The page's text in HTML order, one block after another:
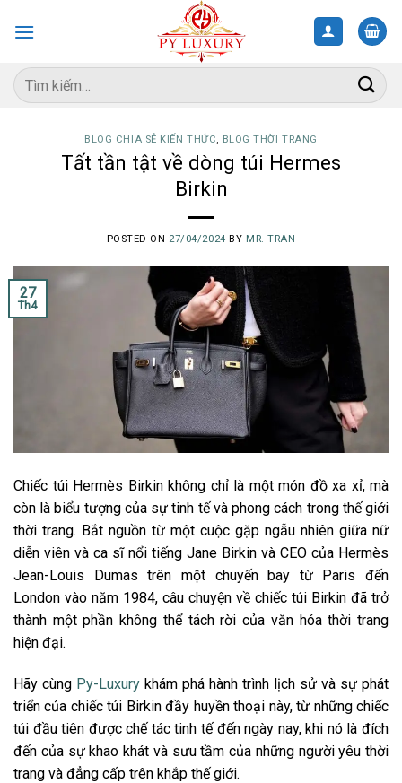
Tìm
kiếm:
BLOG CHIA SẺ KIẾN THỨC, BLOG THỜI TRANG
Tất tần tật về dòng túi Hermes
Birkin
POSTED ON 27/04/2024 BY MR. TRAN
27
Th4
Chiếc túi Hermès Birkin không chỉ là một món đồ xa xỉ, mà
còn là biểu tượng của sự tinh tế và phong cách trong thế giới
thời trang. Bắt nguồn từ một cuộc gặp ngẫu nhiên giữa nữ
diễn viên và ca sĩ nổi tiếng Jane Birkin và CEO của Hermès
Jean-Louis Dumas trên một chuyến bay từ Paris đến
London vào năm 1984, câu chuyện về chiếc túi Birkin đã trở
thành một phần không thể tách rời của văn hóa thời trang
hiện đại.
Hãy cùng Py-Luxury khám phá hành trình lịch sử và sự phát
triển của chiếc túi Birkin đầy huyền thoại này, từ những chiếc
túi đầu tiên được chế tác tinh tế đến ngày nay, khi nó là đích
đến của sự khao khát và sưu tầm của những người yêu thời
trang và đẳng cấp trên khắp thế giới.